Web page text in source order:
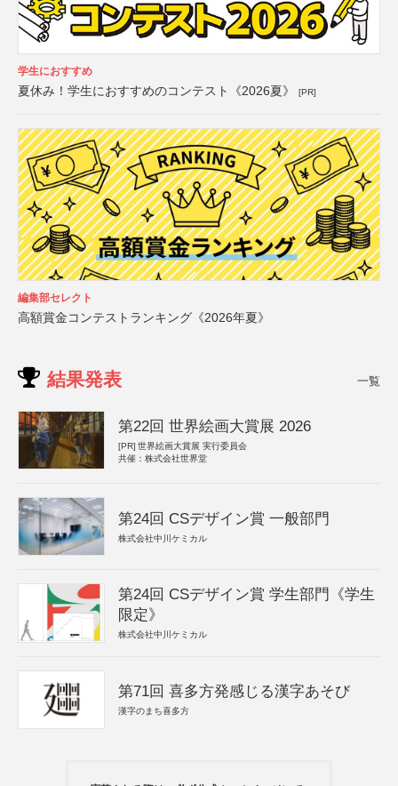
学生におすすめ
夏休み！学生におすすめのコンテスト《2026夏》 [PR]
編集部セレクト
高額賞金コンテストランキング《2026年夏》
結果発表 一覧
第22回 世界絵画大賞展 2026
[PR] 世界絵画大賞展 実行委員会
共催：株式会社世界堂
第24回 CSデザイン賞 一般部門
株式会社中川ケミカル
第24回 CSデザイン賞 学生部門《学生
限定》
株式会社中川ケミカル
第71回 喜多方発感じる漢字あそび
漢字のまち喜多方